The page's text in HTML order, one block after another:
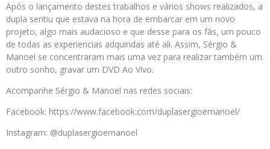
Após o lançamento destes trabalhos e vários shows realizados, a
dupla sentiu que estava na hora de embarcar em um novo
projeto, algo mais audacioso e que desse para os fãs, um pouco
de todas as experiencias adquiridas até ali. Assim, Sérgio &
Manoel se concentraram mais uma vez para realizar também um
outro sonho, gravar um DVD Ao Vivo.
Acompanhe Sérgio & Manoel nas redes sociais:
Facebook: https://www.facebook.com/duplasergioemanoel/
Instagram: @duplasergioemanoel